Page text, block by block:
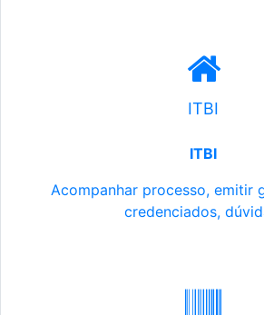
ITBI
ITBI
Acompanhar processo, emitir
credenciados,